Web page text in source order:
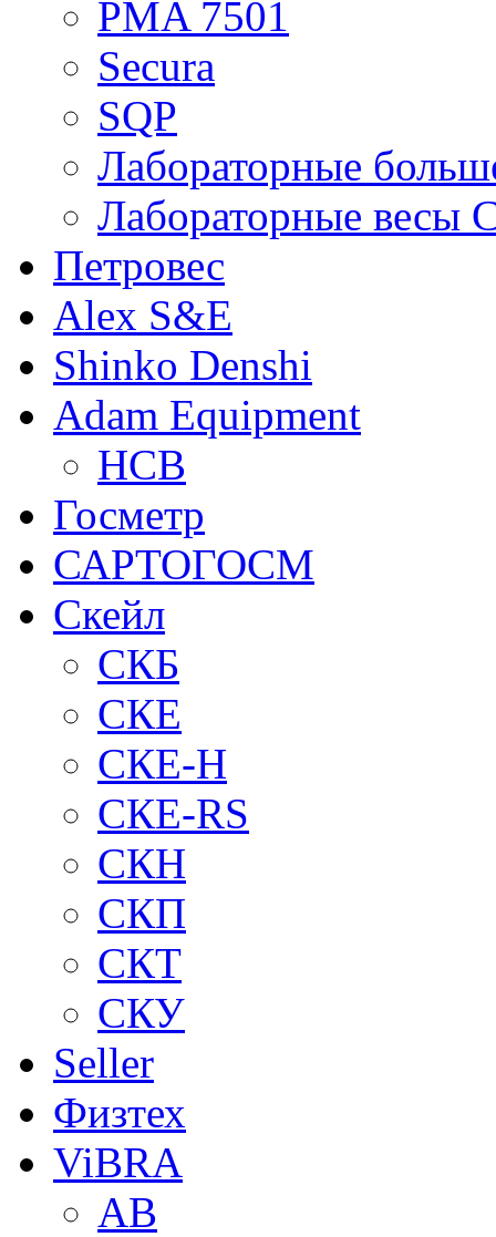
PMA 7501
Secura
SQP
Лабораторные
Лабораторные весы
Петровес
Alex S&E
Shinko Denshi
Adam Equipment
HCB
Госметр
САРТОГОСМ
Скейл
СКБ
СКЕ
СКЕ-H
СКЕ-RS
СКН
СКП
СКТ
СКУ
Seller
Физтех
ViBRA
AB